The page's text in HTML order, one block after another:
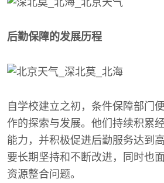
后勤保障的发展历程
自学校建立之初，条件保障部门
作的探索与发展。他们持续积累
能力，并积极促进后勤服务达到
要长期坚持和不断改进，同时也
资源整合问题。